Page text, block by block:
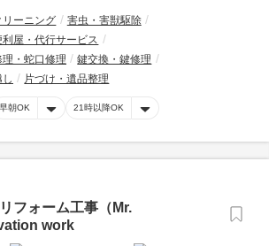
リーニング
害虫・害獣駆除
利屋・代行サービス
理・蛇口修理
鍵交換・鍵修理
片づけ・遺品整理
早朝OK 21時以降OK
フォーム工事（Mr.
work